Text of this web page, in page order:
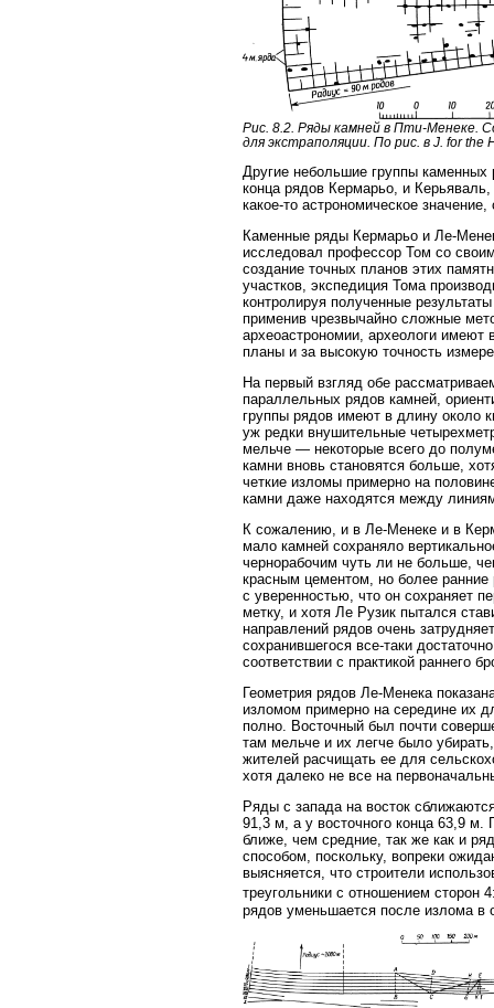
Рис. 8.2. Ряды камней в Пти-Менеке.
для экстраполяции. По рис. в J. for the
Другие небольшие группы каменных
конца рядов Кермарьо, и
какое-то астрономическое
Каменные ряды Кермарьо и Ле-
исследовал профессор Том со
создание точных планов этих
участков, экспедиция Тома
контролируя полученные
применив чрезвычайно сложные
археоастрономии, археологи имеют
планы и за высокую точность
На первый взгляд обе
параллельных рядов камней,
группы рядов имеют в длину около
уж редки внушительные
мельче — некоторые всего до
камни вновь становятся больше,
четкие изломы примерно на
камни даже находятся между
К сожалению, и в Ле-Менеке и в
мало камней сохраняло
чернорабочим чуть ли не больше,
красным цементом, но более ранние
с уверенностью, что он сохраняет
метку, и хотя Ле Рузик пытался
направлений рядов очень
сохранившегося все-таки
соответствии с практикой раннего
Геометрия рядов Ле-Менека
изломом примерно на середине их
полно. Восточный был почти
там мельче и их легче было
жителей расчищать ее для
хотя далеко не все на
Ряды с запада на восток
91,3 м, а у восточного конца 63,9
ближе, чем средние, так же как и
способом, поскольку, вопреки
выясняется, что строители
треугольники с отношением сторон
рядов уменьшается после излома в